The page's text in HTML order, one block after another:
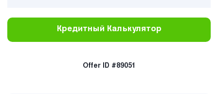
Кредитный Калькулятор
Offer ID #89051